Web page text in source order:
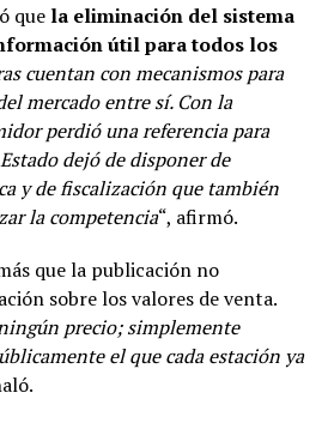
que la eliminación del sistema
útil para todos los
cuentan con mecanismos para
mercado entre sí. Con la
perdió una referencia para
dejó de disponer de
y de fiscalización que también
la competencia“, afirmó.
que la publicación no
sobre los valores de venta.
precio; simplemente
el que cada estación ya